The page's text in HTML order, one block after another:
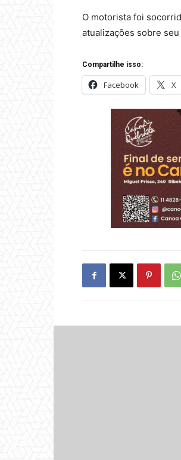
O motorista foi
atualizações sobre
Compartilhe isso:
Facebook X